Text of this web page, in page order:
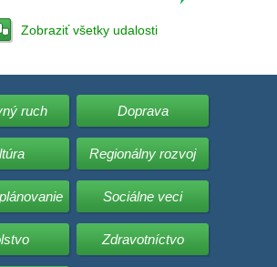
Zobraziť všetky udalosti
ruch Doprava
Regionálny rozvoj
Sociálne veci
Zdravotníctvo